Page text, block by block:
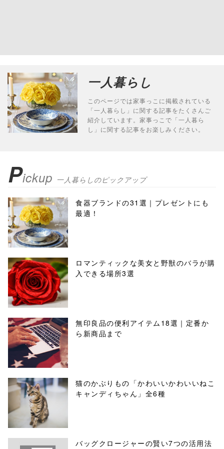
一人暮らし
このページでは家事っこに掲載されている
「一人暮らし」に関する記事をたくさんご
紹介しています。家事っこで「一人暮ら
し」に関する記事をお楽しみください。
Pickup 一人暮らしのピックアップ
食器ブランドの31選｜プレゼントにも
最適！
ロマンティックな美女と野獣のバラが購
入できる場所3選
無印良品の便利アイテム18選｜定番か
ら新商品まで
猫のかぶりもの「かわいいかわいいねこ
キャンディちゃん」全6種
バッグクロージャーの賢い7つの活用法